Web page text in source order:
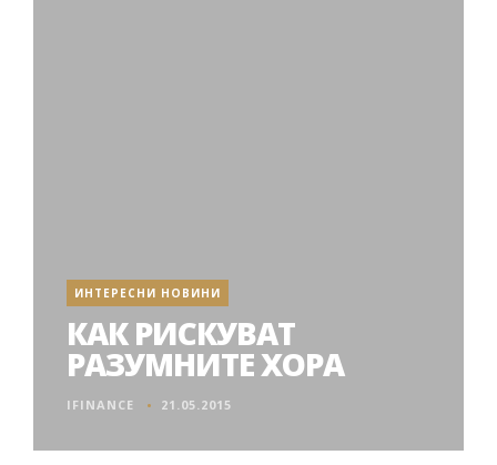
ИНТЕРЕСНИ НОВИНИ
КАК РИСКУВАТ
РАЗУМНИТЕ ХОРА
IFINANCE 21.05.2015